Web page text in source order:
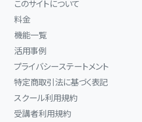
このサイトについて
料金
機能一覧
活用事例
プライバシーステートメント
特定商取引法に基づく表記
スクール利用規約
受講者利用規約